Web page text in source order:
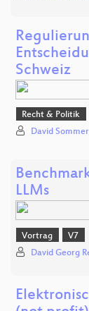
Schweiz
Recht & Politik
David Sommer
LLMs
Vortrag V7
David Georg